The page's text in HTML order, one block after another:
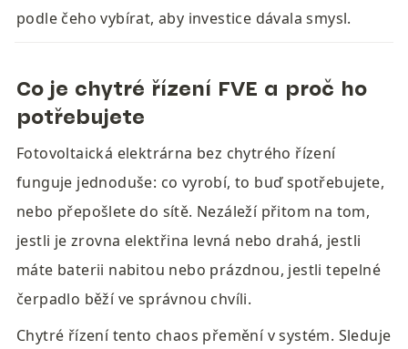
podle čeho vybírat, aby investice dávala smysl.
Co je chytré řízení FVE a proč ho
potřebujete
Fotovoltaická elektrárna bez chytrého řízení
funguje jednoduše: co vyrobí, to buď spotřebujete,
nebo přepošlete do sítě. Nezáleží přitom na tom,
jestli je zrovna elektřina levná nebo drahá, jestli
máte baterii nabitou nebo prázdnou, jestli tepelné
čerpadlo běží ve správnou chvíli.
Chytré řízení tento chaos přemění v systém. Sleduje